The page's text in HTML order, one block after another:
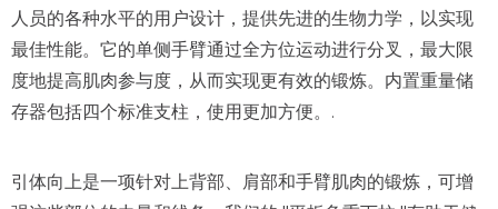
人员的各种水平的用户设计，提供先进的生物力学，以实现
最佳性能。它的单侧手臂通过全方位运动进行分叉，最大限
度地提高肌肉参与度，从而实现更有效的锻炼。内置重量储
存器包括四个标准支柱，使用更加方便。 .
引体向上是一项针对上背部、肩部和手臂肌肉的锻炼，可增